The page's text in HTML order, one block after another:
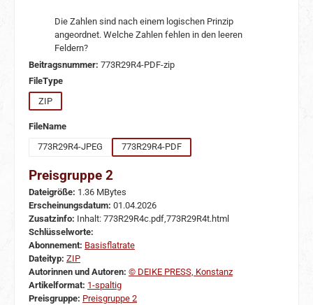
Die Zahlen sind nach einem logischen Prinzip
angeordnet. Welche Zahlen fehlen in den leeren
Feldern?
Beitragsnummer: 773R29R4-PDF-zip
FileTypeauswählen
ZIP
FileNameauswählen
773R29R4-JPEG
773R29R4-PDF
Preisgruppe 2
Dateigröße: 1.36 MBytes
Erscheinungsdatum: 01.04.2026
Zusatzinfo: Inhalt: 773R29R4c.pdf,773R29R4t.html
Schlüsselworte:
Abonnement: Basisflatrate
Dateityp: ZIP
Autorinnen und Autoren: © DEIKE PRESS, Konstanz
Artikelformat: 1-spaltig
Preisgruppe: Preisgruppe 2